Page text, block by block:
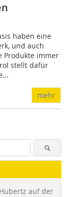
haben eine
und auch
Produkte immer
stellt dafür
mehr
auf der